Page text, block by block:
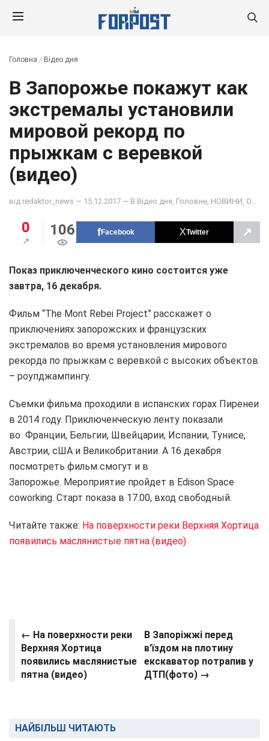
Головна / Відео дня
В Запорожье покажут как
экстремалы установили
мировой рекорд по
прыжкам с веревкой
(видео)
від redaktor_news — 15.12.2017 — В Відео дня Головне НОВИНИ ОБЩЕСТВО
0 106 Facebook Twitter ↗
Показ приключенческого кино состоится уже
завтра, 16 декабря.
Фильм “The Mont Rebei Project” расскажет о
приключениях запорожских и французских
экстремалов во время установления мирового
рекорда по прыжкам с веревкой с высоких объектов
– роупджампингу.
Съемки фильма проходили в испанских горах Пиренеи
в 2014 году. Приключенческую ленту показали
во Франции, Бельгии, Швейцарии, Испании, Тунисе,
Австрии, сША и Великобритании. А 16 декабря
посмотреть фильм смогут и в
Запорожье. Мероприятие пройдет в Edison Space
coworking. Старт показа в 17.00, вход свободный.
Читайте также: На поверхности реки Верхняя Хортица
появились маслянистые пятна (видео)
← На поверхности реки
Верхняя Хортица
появились маслянистые
пятна (видео)
В Запоріжжі перед
в’їздом на плотину
екскаватор потрапив у
ДТП(фото) →
НАЙБІЛЬШ ЧИТАЮТЬ